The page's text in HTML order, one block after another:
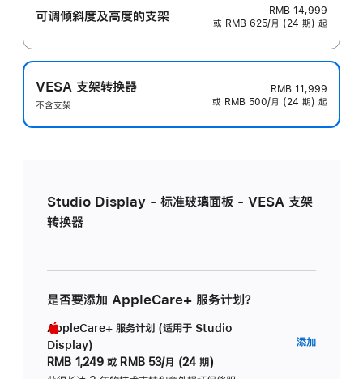
可调倾斜度及高‍度的支‍架
RMB 14,999
或 RMB 625/月 (24 期) 起
VESA 支架转换器
不含支架
RMB 11,999
或 RMB 500/月 (24 期) 起
Studio Display - 标准玻璃面板 - VESA 支架
转换器
是否要添加 AppleCare+ 服务计划？
AppleCare+ 服务计划 (适用于 Studio
Display)
RMB 1,249 或 RMB 53/月 (24 期)
添加